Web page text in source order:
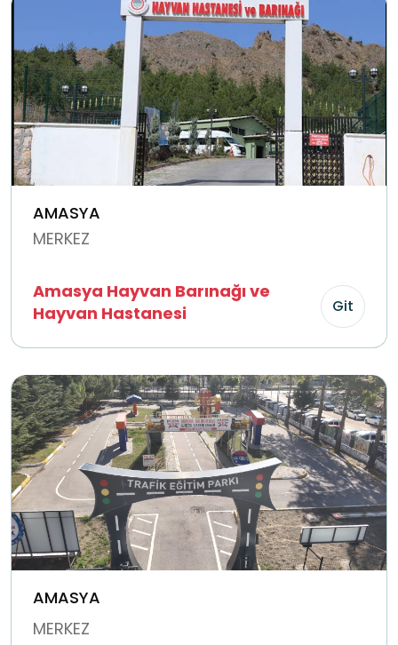
AMASYA
MERKEZ
Amasya Hayvan Barınağı ve
Hayvan Hastanesi
Git
AMASYA
MERKEZ